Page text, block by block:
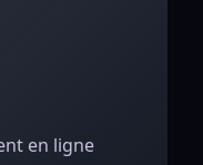
en ligne